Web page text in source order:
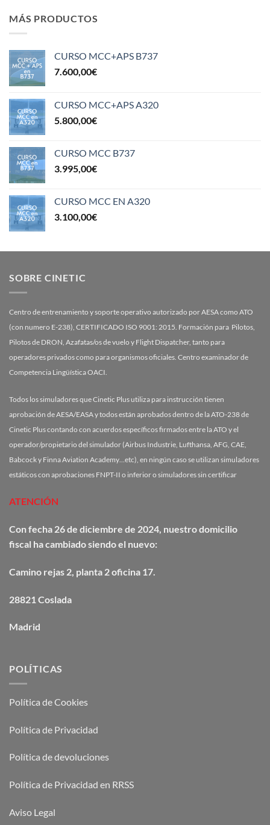
MÁS PRODUCTOS
CURSO MCC+APS B737
7.600,00€
CURSO MCC+APS A320
5.800,00€
CURSO MCC B737
3.995,00€
CURSO MCC EN A320
3.100,00€
SOBRE CINETIC
Centro de entrenamiento y soporte operativo autorizado por AESA como ATO
(con numero E-238), CERTIFICADO ISO 9001: 2015. Formación para Pilotos,
Pilotos de DRON, Azafatas/os de vuelo y Flight Dispatcher, tanto para
operadores privados como para organismos oficiales. Centro examinador de
Competencia Lingüística OACI.
Todos los simuladores que Cinetic Plus utiliza para instrucción tienen
aprobación de AESA/EASA y todos están aprobados dentro de la ATO-238 de
Cinetic Plus contando con acuerdos específicos firmados entre la ATO y el
operador/propietario del simulador (Airbus Industrie, Lufthansa, AFG, CAE,
Babcock y Finna Aviation Academy…etc), en ningún caso se utilizan simuladores
estáticos con aprobaciones FNPT-II o inferior o simuladores sin certificar
ATENCIÓN
Con fecha 26 de diciembre de 2024, nuestro domicilio
fiscal ha cambiado siendo el nuevo:
Camino rejas 2, planta 2 oficina 17.
28821 Coslada
Madrid
POLÍTICAS
Política de Cookies
Política de Privacidad
Política de devoluciones
Política de Privacidad en RRSS
Aviso Legal